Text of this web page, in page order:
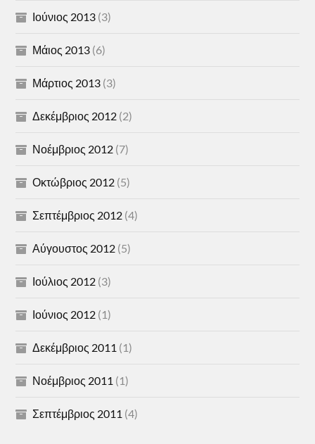
Ιούνιος 2013 (3)
Μάιος 2013 (6)
Μάρτιος 2013 (3)
Δεκέμβριος 2012 (2)
Νοέμβριος 2012 (7)
Οκτώβριος 2012 (5)
Σεπτέμβριος 2012 (4)
Αύγουστος 2012 (5)
Ιούλιος 2012 (3)
Ιούνιος 2012 (1)
Δεκέμβριος 2011 (1)
Νοέμβριος 2011 (1)
Σεπτέμβριος 2011 (4)